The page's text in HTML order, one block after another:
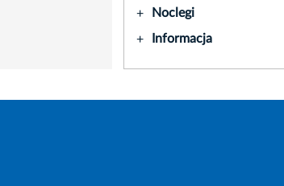
+ Noclegi
+ Informacja